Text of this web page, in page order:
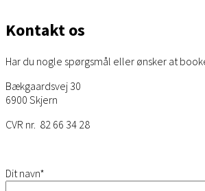
Kontakt os
Har du nogle spørgsmål eller ønsker at
Bækgaardsvej 30
6900 Skjern
CVR nr. 82 66 34 28
Dit navn*